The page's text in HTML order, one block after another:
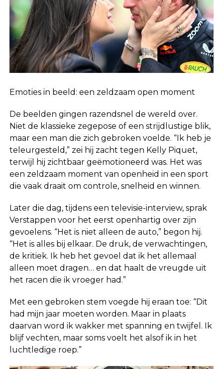
Emoties in beeld: een zeldzaam open moment
De beelden gingen razendsnel de wereld over.
Niet de klassieke zegepose of een strijdlustige blik,
maar een man die zich gebroken voelde. “Ik heb je
teleurgesteld,” zei hij zacht tegen Kelly Piquet,
terwijl hij zichtbaar geëmotioneerd was. Het was
een zeldzaam moment van openheid in een sport
die vaak draait om controle, snelheid en winnen.
Later die dag, tijdens een televisie-interview, sprak
Verstappen voor het eerst openhartig over zijn
gevoelens. “Het is niet alleen de auto,” begon hij.
“Het is alles bij elkaar. De druk, de verwachtingen,
de kritiek. Ik heb het gevoel dat ik het allemaal
alleen moet dragen… en dat haalt de vreugde uit
het racen die ik vroeger had.”
Met een gebroken stem voegde hij eraan toe: “Dit
had mijn jaar moeten worden. Maar in plaats
daarvan word ik wakker met spanning en twijfel. Ik
blijf vechten, maar soms voelt het alsof ik in het
luchtledige roep.”